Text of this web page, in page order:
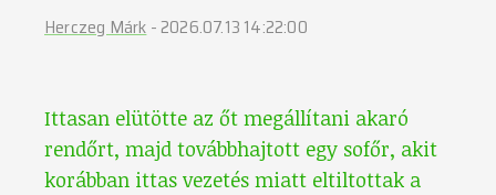
Herczeg Márk- 2026.07.13 14:22:00
Ittasan elütötte az őt megállítani akaró
rendőrt, majd továbbhajtott egy sofőr, akit
korábban ittas vezetés miatt eltiltottak a